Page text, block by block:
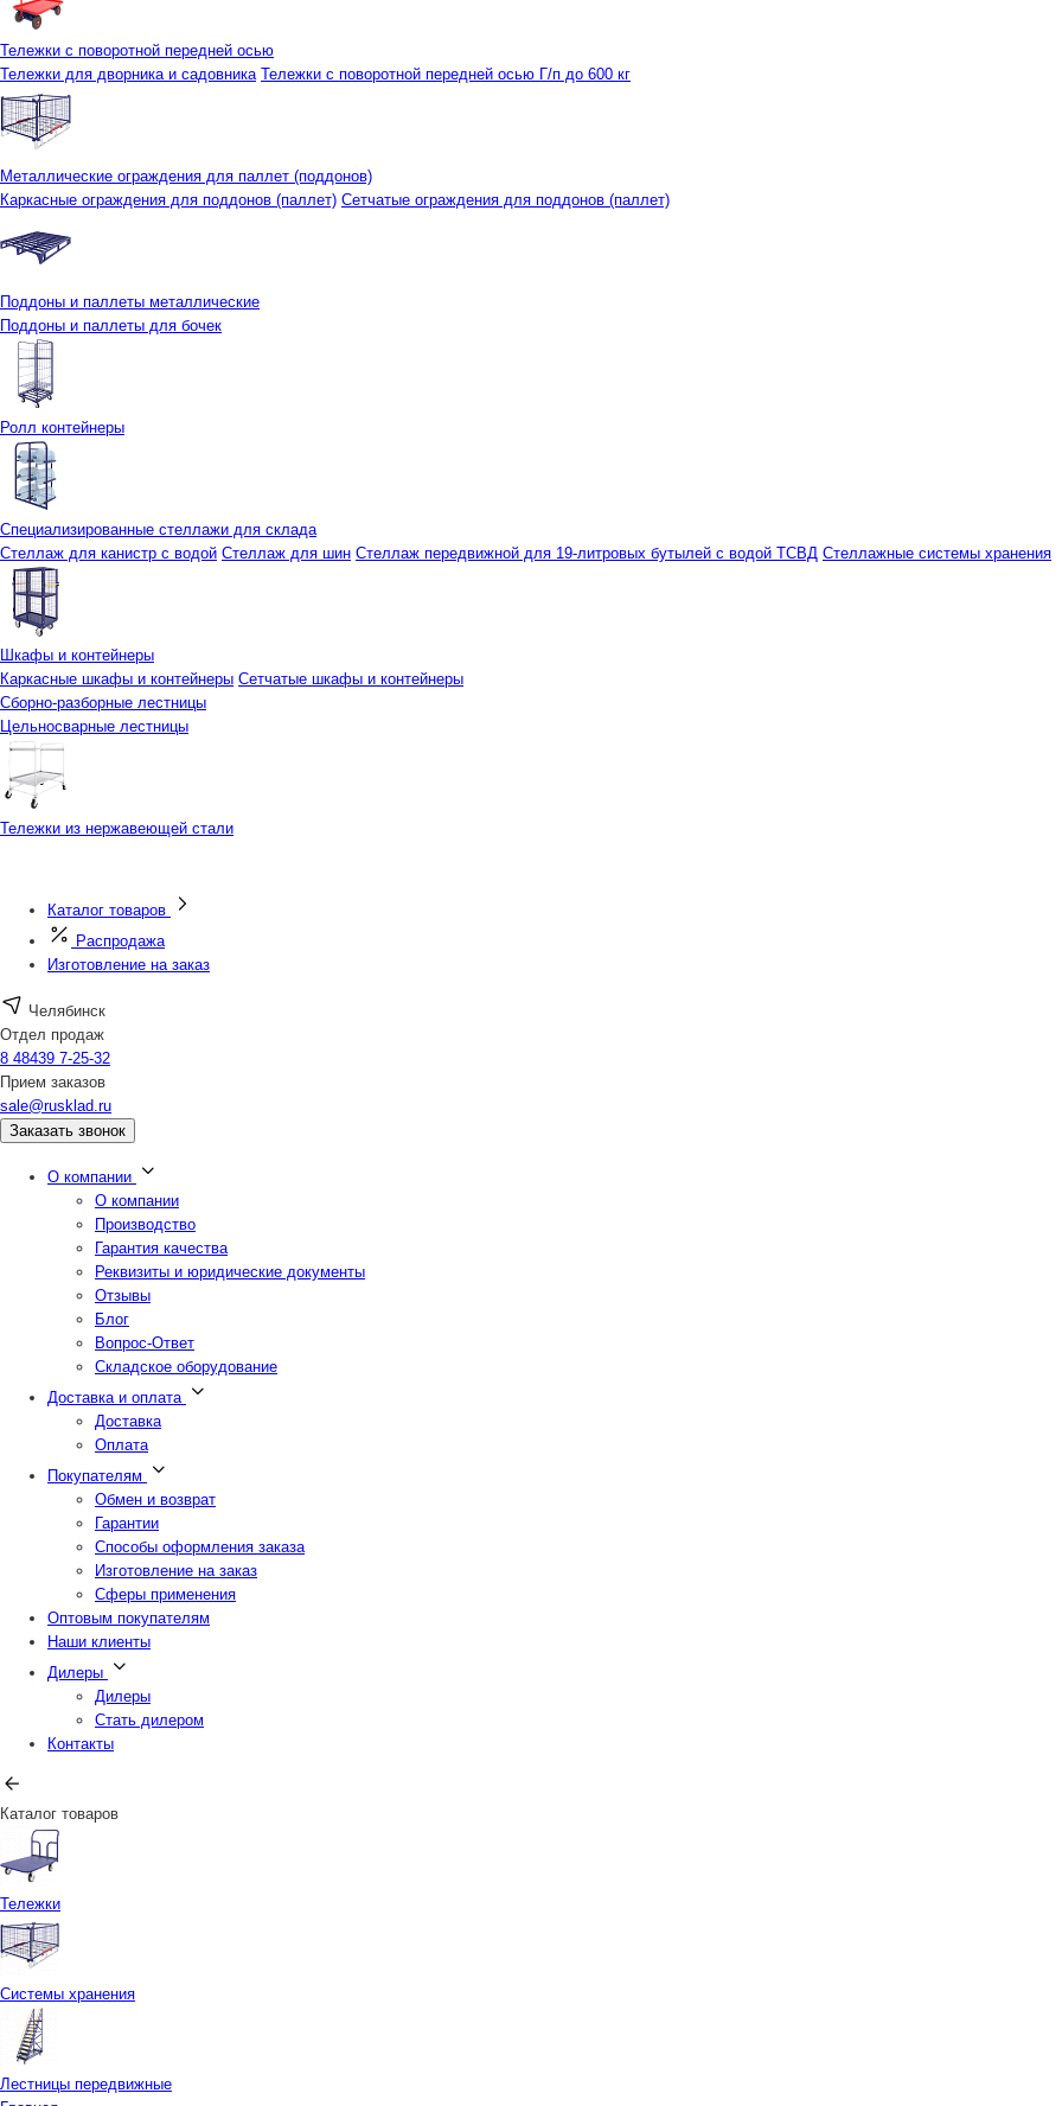
Тележки с поворотной передней осью
Тележки для дворника и садовника Тележки с поворотной передней осью Г/п до 600 кг
Металлические ограждения для паллет (поддонов)
Каркасные ограждения для поддонов (паллет) Сетчатые ограждения для поддонов (паллет)
Поддоны и паллеты металлические
Поддоны и паллеты для бочек
Ролл контейнеры
Специализированные стеллажи для склада
Стеллаж для канистр с водой Стеллаж для шин Стеллаж передвижной для 19-литровых бутылей с водой ТСВД Стеллажные системы хранения
Шкафы и контейнеры
Каркасные шкафы и контейнеры Сетчатые шкафы и контейнеры
Сборно-разборные лестницы
Цельносварные лестницы
Тележки из нержавеющей стали
Каталог товаров
Распродажа
Изготовление на заказ
Челябинск
Отдел продаж
8 48439 7-25-32
Прием заказов
sale@rusklad.ru
Заказать звонок
О компании
О компании
Производство
Гарантия качества
Реквизиты и юридические документы
Отзывы
Блог
Вопрос-Ответ
Складское оборудование
Доставка и оплата
Доставка
Оплата
Покупателям
Обмен и возврат
Гарантии
Способы оформления заказа
Изготовление на заказ
Сферы применения
Оптовым покупателям
Наши клиенты
Дилеры
Дилеры
Стать дилером
Контакты
Каталог товаров
Тележки
Системы хранения
Лестницы передвижные